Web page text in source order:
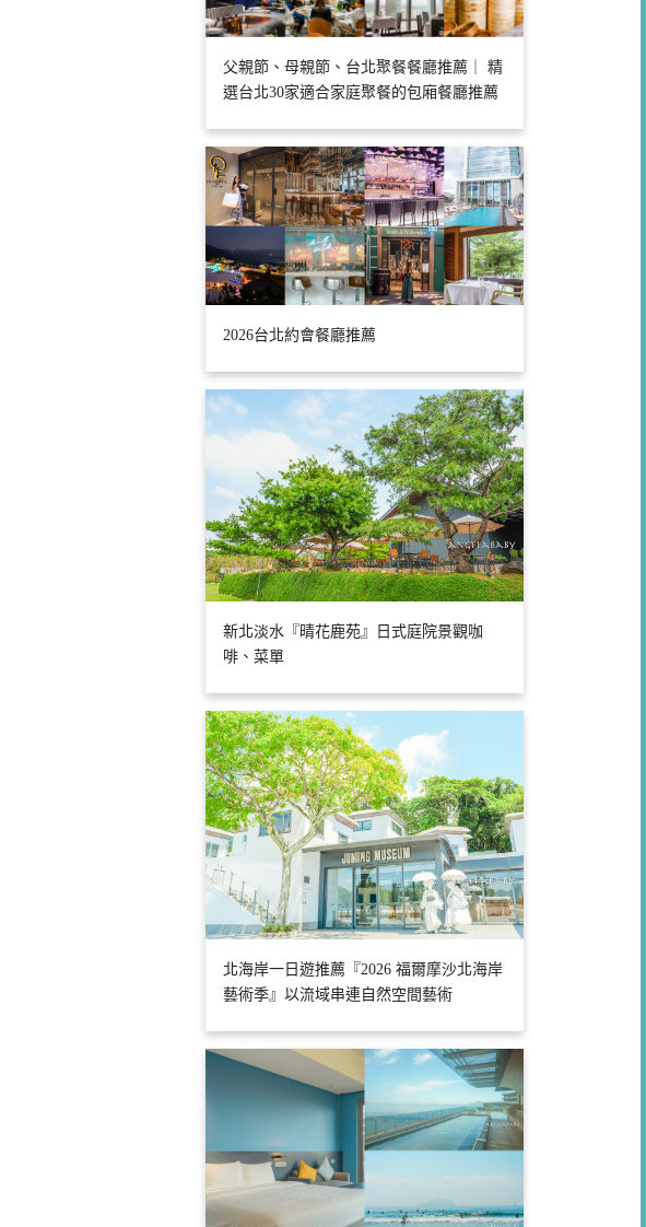
父親節、母親節、台北聚餐餐廳推薦｜ 精
選台北30家適合家庭聚餐的包廂餐廳推薦
2026台北約會餐廳推薦
新北淡水『晴花鹿苑』日式庭院景觀咖
啡、菜單
北海岸一日遊推薦『2026 福爾摩沙北海岸
藝術季』以流域串連自然空間藝術